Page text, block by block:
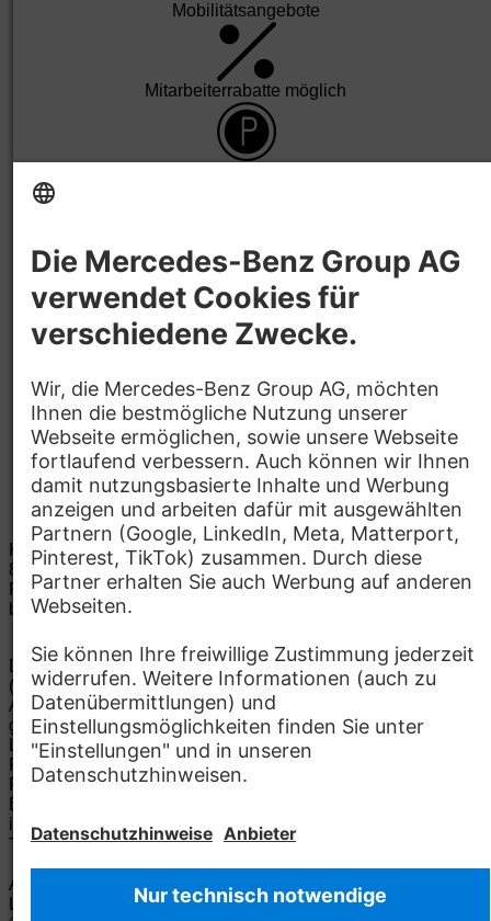
Mobilitäts­angebote
Mit­arbeiter­rabatte möglich
Betriebs­arzt
Gute An­bindung
Barriere­frei­heit
Kantine, Café
Kontakt
Mercedes-Benz Group China Ltd.
8 Boxing Road
100176 BeijingDetails zum Standort
Recruitment ChinaE-Mail: recruitment_cn@mercedes-
benz.com
Die Mercedes-Benz Group.Die Mercedes-Benz Group AG
(ehemals Daimler AG) ist eines der erfolgreichsten
Automobilunternehmen der Welt. Mit der Mercedes-Benz AG
gehören wir zu den größten Anbietern von Premium- und
Luxus-Pkw und Vans. Die Mercedes-Benz Mobility AG bietet
Finanzierung, Leasing, Fahrzeugabos und –miete,
Flottenmanagement, digitale Services rund um Laden und
Bezahlen, die Vermittlung von Versicherungen sowie
innovative Mobilitätsdienstleistungen an.
Technische Support-HotlineKontaktStandorte
Anbieter Rechtliche Hinweise Einstellungen
Datenschutz
Lizenzhinweise DritterAllgemeine Geschäftsbedingungen